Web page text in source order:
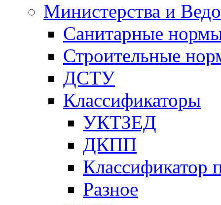
Министерства и
Санитарные
Строительные
ДСТУ
Классификаторы
УКТЗЕД
ДКПП
Классификатор
Разное